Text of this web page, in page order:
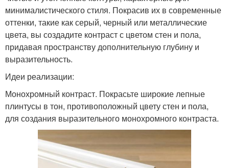
минималистического стиля. Покрасив их в современные
оттенки, такие как серый, черный или металлические
цвета, вы создадите контраст с цветом стен и пола,
придавая пространству дополнительную глубину и
выразительность.
Идеи реализации:
Монохромный контраст. Покрасьте широкие лепные
плинтусы в тон, противоположный цвету стен и пола,
для создания выразительного монохромного контраста.